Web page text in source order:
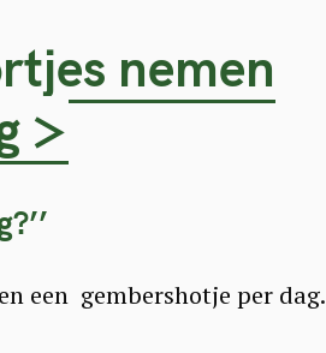
nemen
>
een gembershotje per dag.